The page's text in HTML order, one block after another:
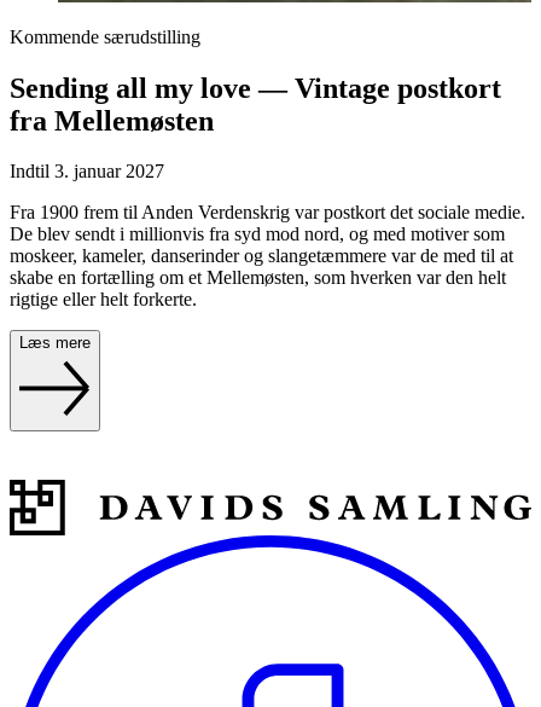
Kommende særudstilling
Sending all my love — Vintage postkort
fra Mellemøsten
Indtil 3. januar 2027
Fra 1900 frem til Anden Verdenskrig var postkort det sociale medie.
De blev sendt i millionvis fra syd mod nord, og med motiver som
moskeer, kameler, danserinder og slangetæmmere var de med til at
skabe en fortælling om et Mellemøsten, som hverken var den helt
rigtige eller helt forkerte.
Læs mere